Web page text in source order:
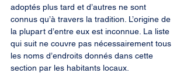
adoptés plus tard et d’autres ne sont
connus qu’à travers la tradition. L’origine de
la plupart d’entre eux est inconnue. La liste
qui suit ne couvre pas nécessairement tous
les noms d’endroits donnés dans cette
section par les habitants locaux.